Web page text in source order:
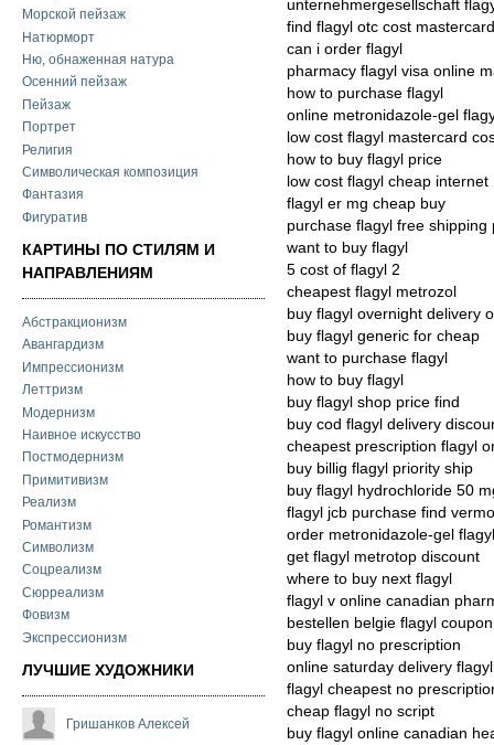
Морской пейзаж
Натюрморт
Ню, обнаженная натура
Осенний пейзаж
Пейзаж
Портрет
Религия
Символическая композиция
Фантазия
Фигуратив
КАРТИНЫ ПО СТИЛЯМ И
НАПРАВЛЕНИЯМ
Абстракционизм
Авангардизм
Импрессионизм
Леттризм
Модернизм
Наивное искусство
Постмодернизм
Примитивизм
Реализм
Романтизм
Символизм
Соцреализм
Сюрреализм
Фовизм
Экспрессионизм
ЛУЧШИЕ ХУДОЖНИКИ
Гришанков Алексей
unternehmergesellschaft
find flagyl otc cost mastercard
can i order flagyl
pharmacy flagyl visa online
how to purchase flagyl
online metronidazole-gel
low cost flagyl mastercard
how to buy flagyl price
low cost flagyl cheap internet
flagyl er mg cheap buy
purchase flagyl free shipping
want to buy flagyl
5 cost of flagyl 2
cheapest flagyl metrozol
buy flagyl overnight delivery
buy flagyl generic for cheap
want to purchase flagyl
how to buy flagyl
buy flagyl shop price find
buy cod flagyl delivery
cheapest prescription flagyl
buy billig flagyl priority ship
buy flagyl hydrochloride 50
flagyl jcb purchase find
order metronidazole-gel
get flagyl metrotop discount
where to buy next flagyl
flagyl v online canadian
bestellen belgie flagyl
buy flagyl no prescription
online saturday delivery flagyl
flagyl cheapest no
cheap flagyl no script
buy flagyl online canadian